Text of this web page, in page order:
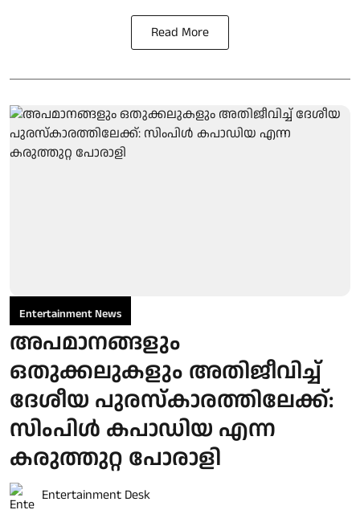
Read More
Entertainment News
അപമാനങ്ങളും
ഒതുക്കലുകളും അതിജീവിച്ച്
ദേശീയ പുരസ്‌കാരത്തിലേക്ക്:
സിംപിള്‍ കപാഡിയ എന്ന
കരുത്തുറ്റ പോരാളി
Entertainment Desk